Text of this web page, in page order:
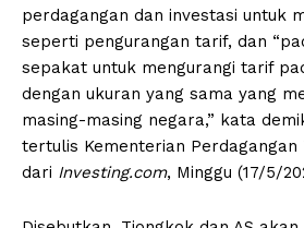
perdagangan dan investasi untuk
seperti pengurangan tarif, dan
sepakat untuk mengurangi tarif
dengan ukuran yang sama yang
masing-masing negara,” kata
tertulis Kementerian Perdagangan
dari Investing.com, Minggu (17/5/